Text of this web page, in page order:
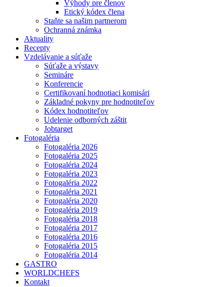
Výhody pre členov
Etický kódex člena
Staňte sa našim partnerom
Ochranná známka
Aktuality
Recepty
Vzdelávanie a súťaže
Súťaže a výstavy
Semináre
Konferencie
Certifikovaní hodnotiaci komisári
Základné pokyny pre hodnotiteľov
Kódex hodnotiteľov
Udelenie odborných záštit
Jobtarget
Fotogaléria
Fotogaléria 2026
Fotogaléria 2025
Fotogaléria 2024
Fotogaléria 2023
Fotogaléria 2022
Fotogaléria 2021
Fotogaléria 2020
Fotogaléria 2019
Fotogaléria 2018
Fotogaléria 2017
Fotogaléria 2016
Fotogaléria 2015
Fotogaléria 2014
GASTRO
WORLDCHEFS
Kontakt